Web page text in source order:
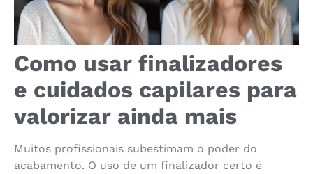
Como usar finalizadores
e cuidados capilares para
valorizar ainda mais
Muitos profissionais subestimam o poder do
acabamento. O uso de um finalizador certo é